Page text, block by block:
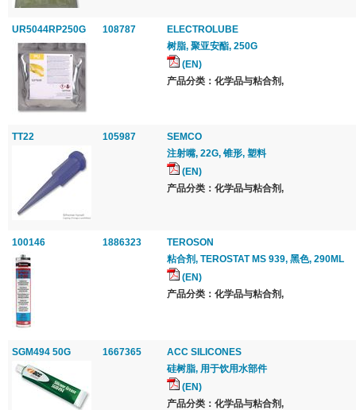
UR5044RP250G 108787
ELECTROLUBE
树脂, 聚亚安酯, 250G
(EN)
产品分类：化学品与粘合剂,
TT22 105987
SEMCO
注射嘴, 22G, 锥形, 塑料
(EN)
产品分类：化学品与粘合剂,
100146 1886323
TEROSON
粘合剂, TEROSTAT MS 939, 黑色, 290ML
(EN)
产品分类：化学品与粘合剂,
SGM494 50G 1667365
ACC SILICONES
硅树脂, 用于饮用水部件
(EN)
产品分类：化学品与粘合剂,